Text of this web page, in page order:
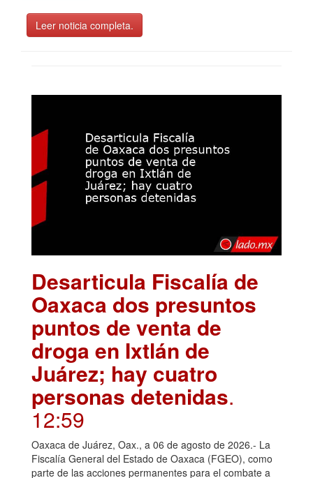
Leer noticia completa.
Desarticula Fiscalía de
Oaxaca dos presuntos
puntos de venta de
droga en Ixtlán de
Juárez; hay cuatro
personas detenidas.
12:59
Oaxaca de Juárez, Oax., a 06 de agosto de 2026.- La
Fiscalía General del Estado de Oaxaca (FGEO), como
parte de las acciones permanentes para el combate a